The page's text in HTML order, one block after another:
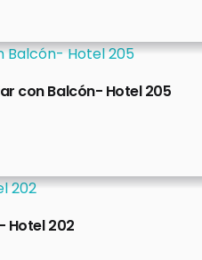
con Balcón- Hotel 205
Hotel 202